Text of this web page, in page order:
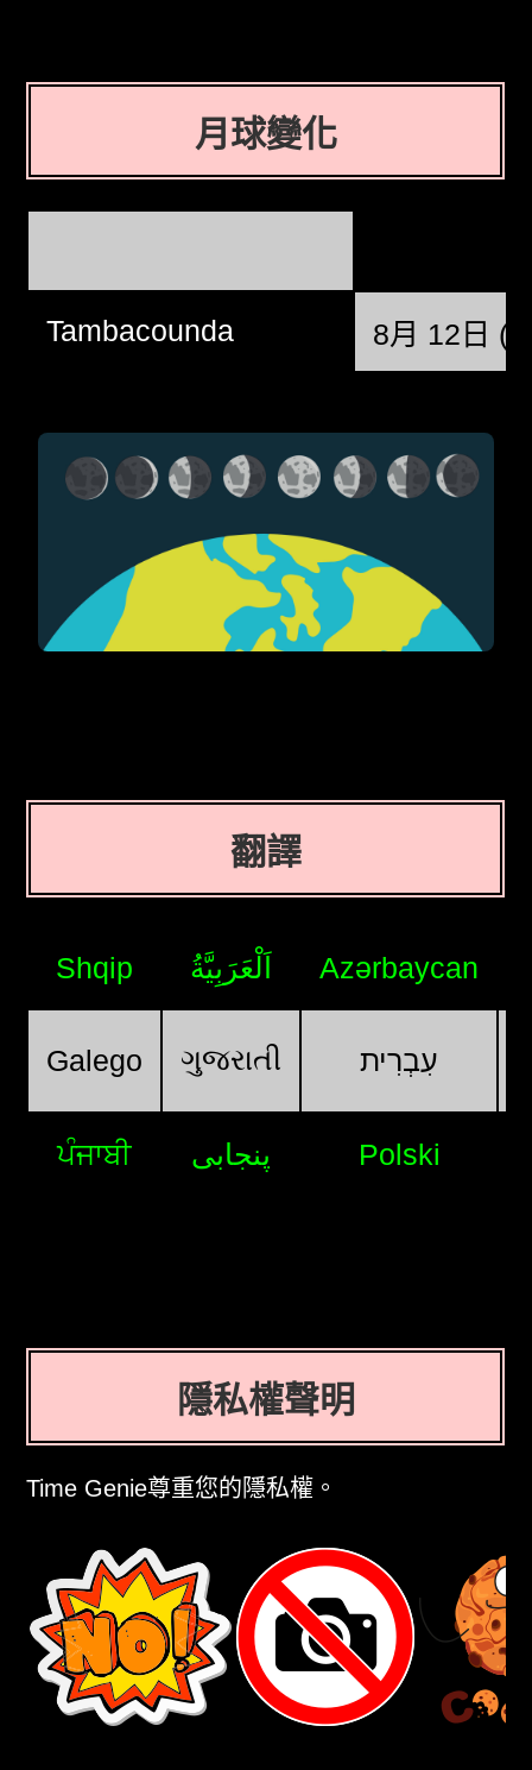
月球變化
Tambacounda 8月 12日 (
翻譯
Shqip اَلْعَرَبِيَّةُ Azərbaycan
Galego ગુજરાતી עִבְרִית
ਪੰਜਾਬੀ پنجابی Polski
隱私權聲明
Time Genie尊重您的隱私權。